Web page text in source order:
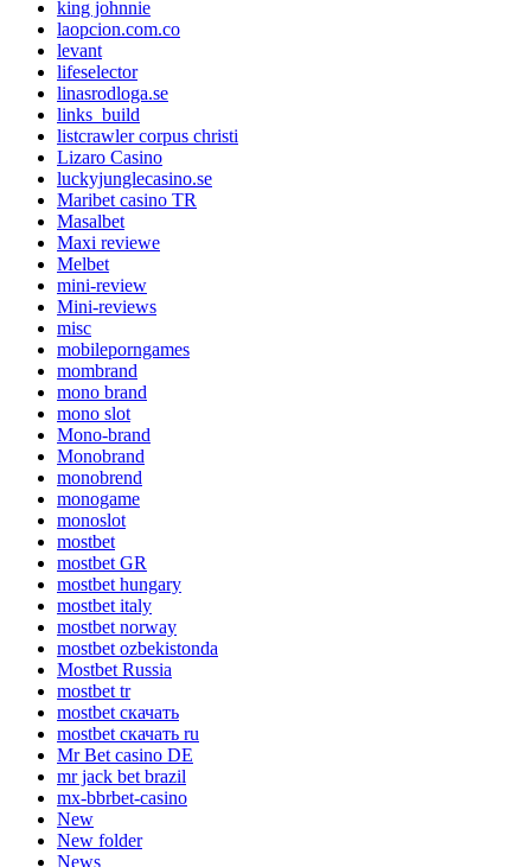
king johnnie
laopcion.com.co
levant
lifeselector
linasrodloga.se
links_build
listcrawler corpus christi
Lizaro Casino
luckyjunglecasino.se
Maribet casino TR
Masalbet
Maxi reviewe
Melbet
mini-review
Mini-reviews
misc
mobileporngames
mombrand
mono brand
mono slot
Mono-brand
Monobrand
monobrend
monogame
monoslot
mostbet
mostbet GR
mostbet hungary
mostbet italy
mostbet norway
mostbet ozbekistonda
Mostbet Russia
mostbet tr
mostbet скачать
mostbet скачать ru
Mr Bet casino DE
mr jack bet brazil
mx-bbrbet-casino
New
New folder
News